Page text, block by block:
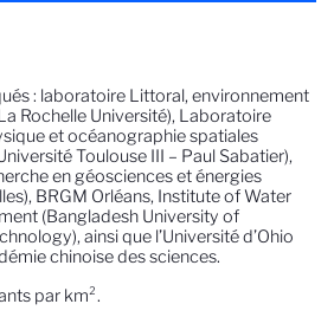
: laboratoire Littoral, environnement
Rochelle Université), Laboratoire
et océanographie spatiales
Toulouse III – Paul Sabatier),
en géosciences et énergies
BRGM Orléans, Institute of Water
(Bangladesh University of
ainsi que l’Université d’Ohio
chinoise des sciences.
par km².